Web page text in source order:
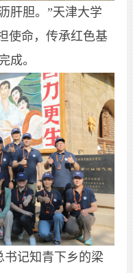
肝胆。”天津大学
使命，传承红色基
成。
书记知青下乡的梁